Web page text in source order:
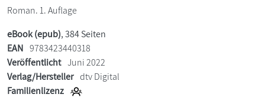
Roman. 1. Auflage
eBook (epub), 384 Seiten
EAN 9783423440318
Veröffentlicht Juni 2022
Verlag/Hersteller dtv Digital
Familienlizenz